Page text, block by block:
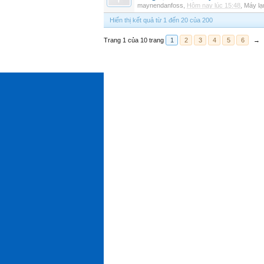
maynendanfoss Hôm nay lúc 15:48 Máy
Hiển thị kết quả từ 1 đến 20 của 200
Trang 1 của 10 trang 1 2 3 4 5 6 →